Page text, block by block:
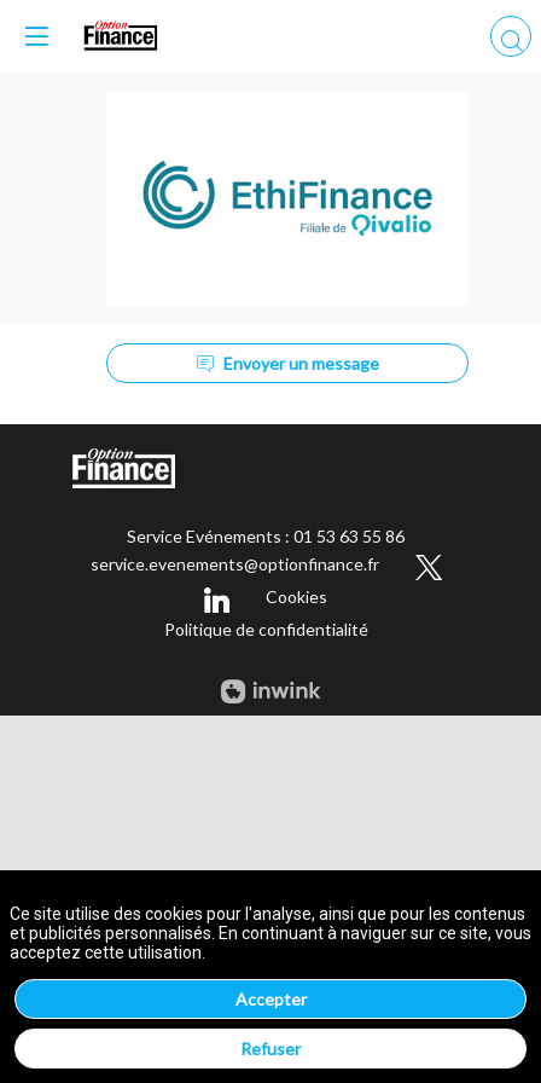
Envoyer un message
Service Evénements : 01 53 63 55 86
service.evenements@optionfinance.fr
Cookies
Politique de confidentialité
Ce site utilise des cookies pour l'analyse, ainsi que pour les contenus
et publicités personnalisés. En continuant à naviguer sur ce site, vous
acceptez cette utilisation.
Accepter
Refuser